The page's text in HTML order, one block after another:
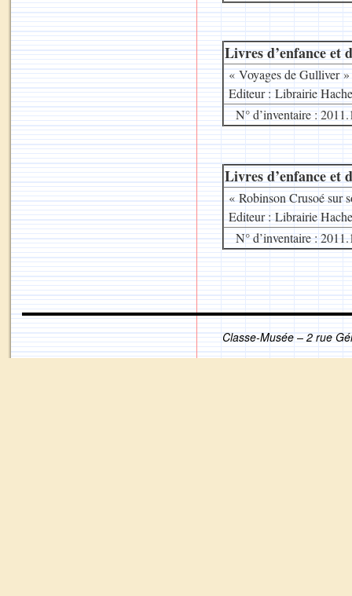
Livres d’enfance et
« Voyages de Gulliver
Editeur : Librairie
N° d’inventaire :
Livres d’enfance et
« Robinson Crusoé sur
Editeur : Librairie
N° d’inventaire :
Classe-Musée – 2 rue